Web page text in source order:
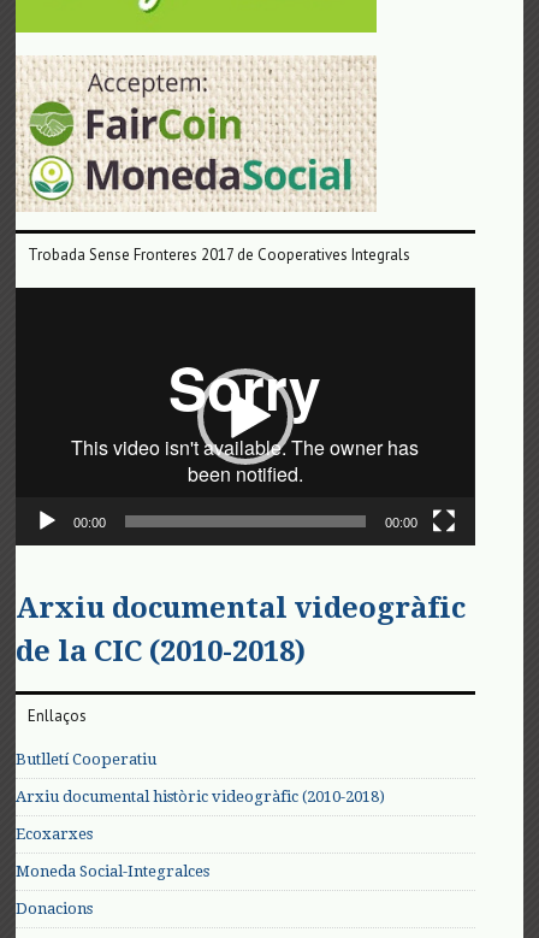
Trobada Sense Fronteres 2017 de Cooperatives Integrals
00:00 00:00
Arxiu documental videogràfic
de la CIC (2010-2018)
Enllaços
Butlletí Cooperatiu
Arxiu documental històric videogràfic (2010-2018)
Ecoxarxes
Moneda Social-Integralces
Donacions